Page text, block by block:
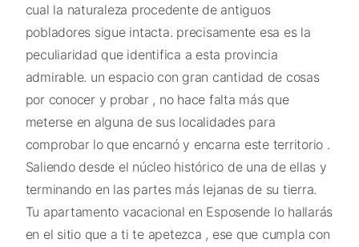
cual la naturaleza procedente de antiguos
pobladores sigue intacta. precisamente esa es la
peculiaridad que identifica a esta provincia
admirable. un espacio con gran cantidad de cosas
por conocer y probar , no hace falta más que
meterse en alguna de sus localidades para
comprobar lo que encarnó y encarna este territorio .
Saliendo desde el núcleo histórico de una de ellas y
terminando en las partes más lejanas de su tierra.
Tu apartamento vacacional en Esposende lo hallarás
en el sitio que a ti te apetezca , ese que cumpla con